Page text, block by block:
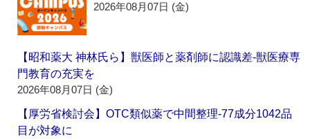
2026年08月07日 (金)
【昭和薬大 神林氏ら】獣医師と薬剤師に認識差‐獣医療専
門教育の充実を
2026年08月07日 (金)
【厚労省検討会】OTC類似薬で中間整理‐77成分1042品
目が対象に